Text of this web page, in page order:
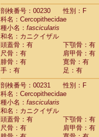
剖検番号：00230
性別：F
科名：Cercopithecidae
種小名： fascicularis
和名：カニクイザル
頭蓋骨：有
下顎骨：有
尺骨：有
肩甲骨：有
腓骨：有
寛骨：有
手：有
足：有
剖検番号：00231
性別：F
科名：Cercopithecidae
種小名： fascicularis
和名：カニクイザル
頭蓋骨：有
下顎骨：有
尺骨：有
肩甲骨：有